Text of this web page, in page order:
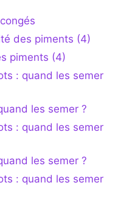
des piments (4)
piments (4)
: quand les semer
les semer ?
: quand les semer
les semer ?
: quand les semer